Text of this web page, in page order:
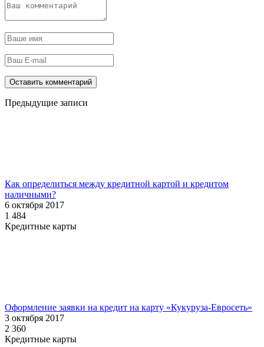
Предыдущие записи
Как определиться между кредитной картой и кредитом
наличными?
6 октября 2017
1 484
Кредитные карты
Оформление заявки на кредит на карту «Кукуруза-Евросеть»
3 октября 2017
2 360
Кредитные карты